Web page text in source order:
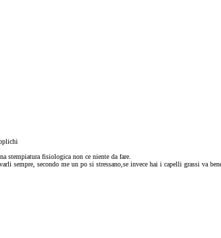
stempiatura fisiologica non ce niente da fare.
sempre, secondo me un po si stressano,se invece hai i capelli grassi va